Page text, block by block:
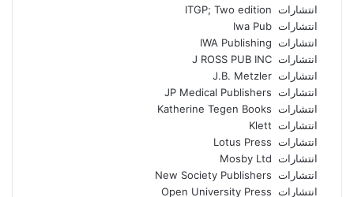
انتشارات ITGP; Two edition
انتشارات Iwa Pub
انتشارات IWA Publishing
انتشارات J ROSS PUB INC
انتشارات J.B. Metzler
انتشارات JP Medical Publishers
انتشارات Katherine Tegen Books
انتشارات Klett
انتشارات Lotus Press
انتشارات Mosby Ltd
انتشارات New Society Publishers
انتشارات Open University Press